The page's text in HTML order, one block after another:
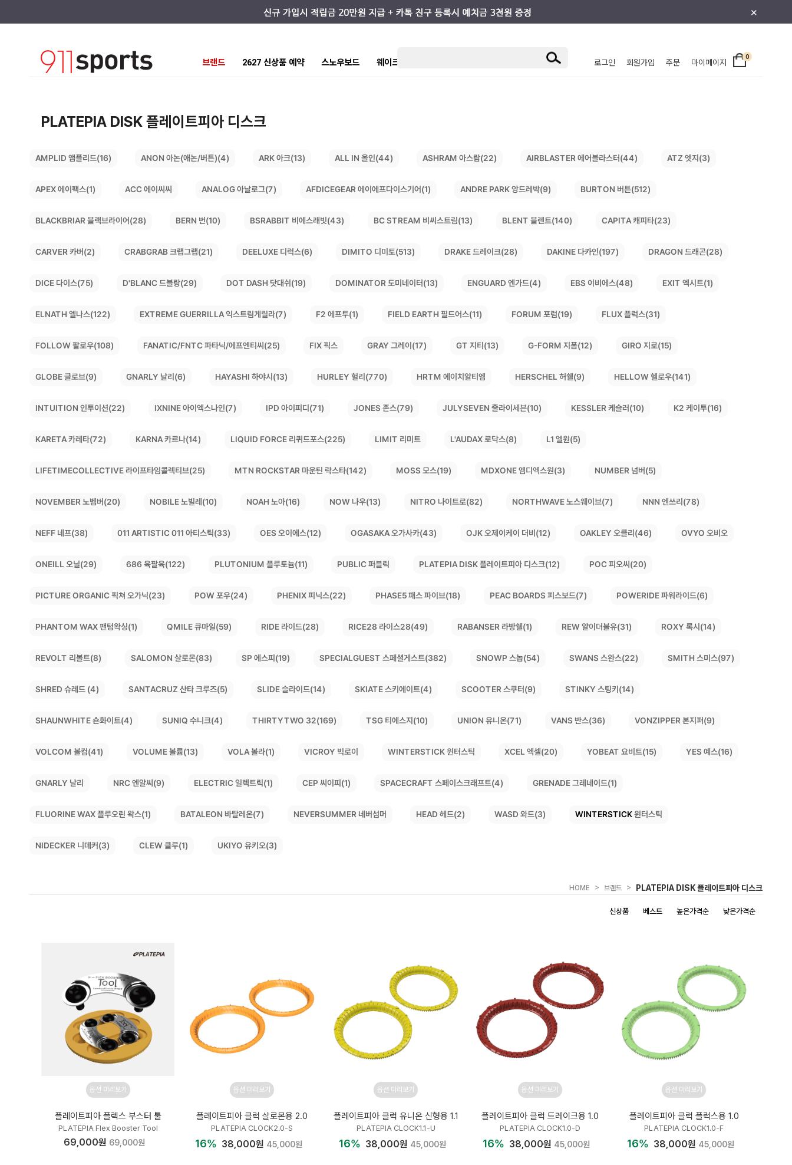
×
브랜드 2627 신상품 예약 스노우보드 웨이크/서핑 키즈/주니어 로그인 회원가입 주문 마이페이지
0
PLATEPIA DISK 플레이트피아 디스크
AMPLID 앰플리드(16) ANON 아논(애논/버튼)(4) ARK 아크(13) ALL IN 올인(44) ASHRAM 아스람(22) AIRBLASTER 에어블라스터(44) ATZ 엣지(3)
APEX 에이팩스(1) ACC 에이씨씨 ANALOG 아날로그(7) AFDICEGEAR 에이에프다이스기어(1) ANDRE PARK 앙드레박(9) BURTON 버튼(512)
BLACKBRIAR 블랙브라이어(28) BERN 번(10) BSRABBIT 비에스래빗(43) BC STREAM 비씨스트림(13) BLENT 블렌트(140) CAPITA 캐피타(23)
CARVER 카버(2) CRABGRAB 크랩그랩(21) DEELUXE 디럭스(6) DIMITO 디미토(513) DRAKE 드레이크(28) DAKINE 다카인(197) DRAGON 드래곤(28)
DICE 다이스(75) D'BLANC 드블랑(29) DOT DASH 닷대쉬(19) DOMINATOR 도미네이터(13) ENGUARD 엔가드(4) EBS 이비에스(48) EXIT 엑시트(1)
ELNATH 엘나스(122) EXTREME GUERRILLA 익스트림게릴라(7) F2 에프투(1) FIELD EARTH 필드어스(11) FORUM 포럼(19) FLUX 플럭스(31)
FOLLOW 팔로우(108) FANATIC/FNTC 파타닉/에프엔티씨(25) FIX 픽스 GRAY 그레이(17) GT 지티(13) G-FORM 지폼(12) GIRO 지로(15)
GLOBE 글로브(9) GNARLY 날리(6) HAYASHI 하야시(13) HURLEY 헐리(770) HRTM 에이치알티엠 HERSCHEL 허쉘(9) HELLOW 헬로우(141)
INTUITION 인투이션(22) IXNINE 아이엑스나인(7) IPD 아이피디(71) JONES 존스(79) JULYSEVEN 줄라이세븐(10) KESSLER 케슬러(10) K2 케이투(16)
KARETA 카레타(72) KARNA 카르나(14) LIQUID FORCE 리퀴드포스(225) LIMIT 리미트 L'AUDAX 로닥스(8) L1 엘원(5)
LIFETIMECOLLECTIVE 라이프타임콜렉티브(25) MTN ROCKSTAR 마운틴 락스타(142) MOSS 모스(19) MDXONE 엠디엑스원(3) NUMBER 넘버(5)
NOVEMBER 노벰버(20) NOBILE 노빌레(10) NOAH 노아(16) NOW 나우(13) NITRO 나이트로(82) NORTHWAVE 노스웨이브(7) NNN 엔쓰리(78)
NEFF 네프(38) 011 ARTISTIC 011 아티스틱(33) OES 오이에스(12) OGASAKA 오가사카(43) OJK 오제이케이 더비(12) OAKLEY 오클리(46) OVYO 오비오
ONEILL 오닐(29) 686 육팔육(122) PLUTONIUM 플루토늄(11) PUBLIC 퍼블릭 PLATEPIA DISK 플레이트피아 디스크(12) POC 피오씨(20)
PICTURE ORGANIC 픽쳐 오가닉(23) POW 포우(24) PHENIX 피닉스(22) PHASE5 패스 파이브(18) PEAC BOARDS 피스보드(7) POWERIDE 파워라이드(6)
PHANTOM WAX 팬텀왁싱(1) QMILE 큐마일(59) RIDE 라이드(28) RICE28 라이스28(49) RABANSER 라방쉘(1) REW 알이더블유(31) ROXY 록시(14)
REVOLT 리볼트(8) SALOMON 살로몬(83) SP 에스피(19) SPECIALGUEST 스페셜게스트(382) SNOWP 스놉(54) SWANS 스완스(22) SMITH 스미스(97)
SHRED 슈레드 (4) SANTACRUZ 산타 크루즈(5) SLIDE 슬라이드(14) SKIATE 스키에이트(4) SCOOTER 스쿠터(9) STINKY 스팅키(14)
SHAUNWHITE 숀화이트(4) SUNIQ 수니크(4) THIRTYTWO 32(169) TSG 티에스지(10) UNION 유니온(71) VANS 반스(36) VONZIPPER 본지퍼(9)
VOLCOM 볼컴(41) VOLUME 볼륨(13) VOLA 볼라(1) VICROY 빅로이 WINTERSTICK 윈터스틱 XCEL 엑셀(20) YOBEAT 요비트(15) YES 예스(16)
GNARLY 날리 NRC 엔알씨(9) ELECTRIC 일렉트릭(1) CEP 씨이피(1) SPACECRAFT 스페이스크래프트(4) GRENADE 그레네이드(1)
FLUORINE WAX 플루오린 왁스(1) BATALEON 바탈레온(7) NEVERSUMMER 네버섬머 HEAD 헤드(2) WASD 와드(3) WINTERSTICK윈터스틱
NIDECKER 니데커(3) CLEW 클루(1) UKIYO 유키오(3)
HOME > 브랜드 > PLATEPIA DISK 플레이트피아 디스크
신상품 베스트 높은가격순 낮은가격순
옵션 미리보기
플레이트피아 플렉스 부스터 툴
PLATEPIA Flex Booster Tool
69,000원 69,000원
옵션 미리보기
플레이트피아 클럭 살로몬용 2.0
PLATEPIA CLOCK2.0-S
16% 38,000원 45,000원
옵션 미리보기
플레이트피아 클럭 유니온 신형용 1.1
PLATEPIA CLOCK1.1-U
16% 38,000원 45,000원
옵션 미리보기
플레이트피아 클럭 드레이크용 1.0
PLATEPIA CLOCK1.0-D
16% 38,000원 45,000원
옵션 미리보기
플레이트피아 클럭 플럭스용 1.0
PLATEPIA CLOCK1.0-F
16% 38,000원 45,000원